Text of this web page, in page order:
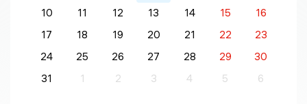
10
11 12 13 14 15
16
17
18 19 20 21 22
23
24
25 26 27 28 29
30
31
1 2 3 4 5 6